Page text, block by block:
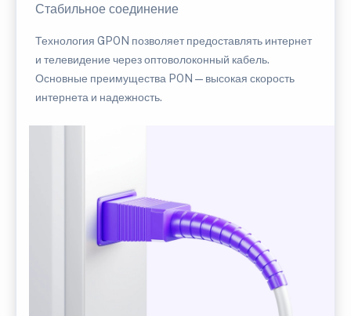
Стабильное соединение
Технология GPON позволяет предоставлять интернет
и телевидение через оптоволоконный кабель.
Основные преимущества PON — высокая скорость
интернета и надежность.